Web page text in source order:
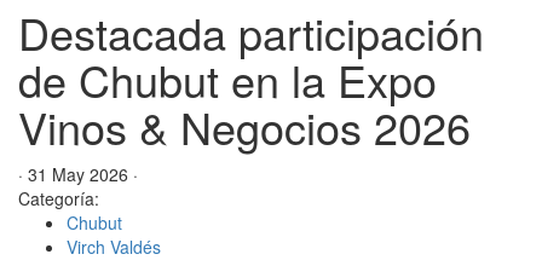
Destacada participación
de Chubut en la Expo
Vinos & Negocios 2026
· 31 May 2026 ·
Categoría:
Chubut
Virch Valdés